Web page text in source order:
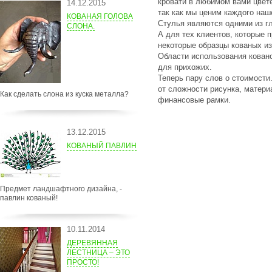
14.12.2015
КОВАНАЯ ГОЛОВА
СЛОНА.
Как сделать слона из куска металла?
13.12.2015
КОВАНЫЙ ПАВЛИН
Предмет ландшафтного дизайна, -
павлин кованый!
10.11.2014
ДЕРЕВЯННАЯ
ЛЕСТНИЦА – ЭТО
ПРОСТО!
так как мы ценим каждого
Стулья являются одними из
А для тех клиентов, которые
некоторые образцы кованых
Области использования
для прихожих.
Теперь пару слов о
от сложности рисунка,
финансовые рамки.